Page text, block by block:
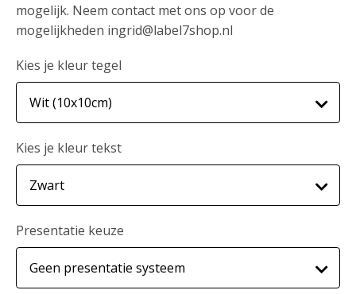
mogelijk. Neem contact met ons op voor de
mogelijkheden ingrid@label7shop.nl
Kies je kleur tegel
Kies je kleur tekst
Presentatie keuze